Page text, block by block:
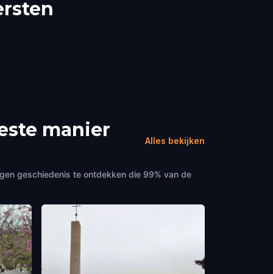
manier
Alles bekijken
geschiedenis te ontdekken die 99% van de